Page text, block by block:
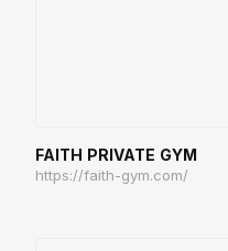
FAITH PRIVATE GYM
https://faith-gym.com/